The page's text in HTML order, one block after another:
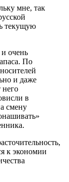
мне, так
текущую
очень
По
и даже
него
в
смену
к экономии